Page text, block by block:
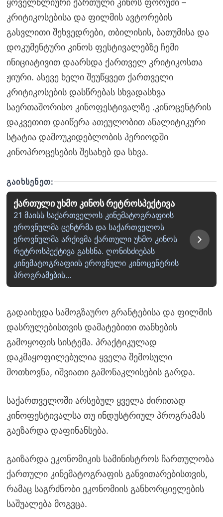
კრიტიკოსებისა და ფილმის ავტორების
გასვლითი შეხვედრები, თბილისის, ბათუმისა და
დოკუმენტური კინოს ფესტივალებზე ჩემი
ინიციატივით დაარსდა ქართველ კრიტიკოსთა
ჟიური. ასევე ხელი შეუწყვეთ ქართველი
კრიტიკოსების დასწრებას სხვადასხვა
საერთაშორისო კინოფესტივალზე .კინოცენტრის
დაკვეთით დაიწერა ათეულობით ანალიტიკური
სტატია დამოუკიდებლობის პერიოდში
კინოპროცესების შესახებ და სხვა.
ᲒᲐᲘᲮᲡᲔᲜᲔᲗ:
ქართული უხმო კინოს რეტროსპექტივა
21 მაისს საქართველოს კინემატოგრაფიის
ეროვნულმა ცენტრმა და საქართველოს
ეროვნულმა არქივმა ქართული უხმო კინოს
რეტროსპექტივა გახსნა. ღონისძიებას
კინემატოგრაფიის ეროვნული კინოცენტრის
პროგრამების…
გადაიხედა სამოგზაურო გრანტებისა და ფილმის
დასრულებისთვის დამატებითი თანხების
გამოყოფის სისტემა. პრაქტიკულად
დაკმაყოფილებულია ყველა შემოსული
მოთხოვნა, იშვიათი გამონაკლისების გარდა.
საქართველოში არსებულ ყველა ძირითად
კინოფესტივალსა თუ ინდუსტრიულ პროგრამას
გაეზარდა დაფინანსება.
გაიზარდა ეკონომიკის სამინისტროს ჩართულობა
ქართული კინემატოგრაფის განვითარებისთვის,
რამაც საგრძნობი ეკონომიის განხორციელების
საშუალება მოგვცა.